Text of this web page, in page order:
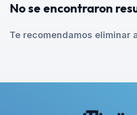
No se encontraron
Te recomendamos eliminar